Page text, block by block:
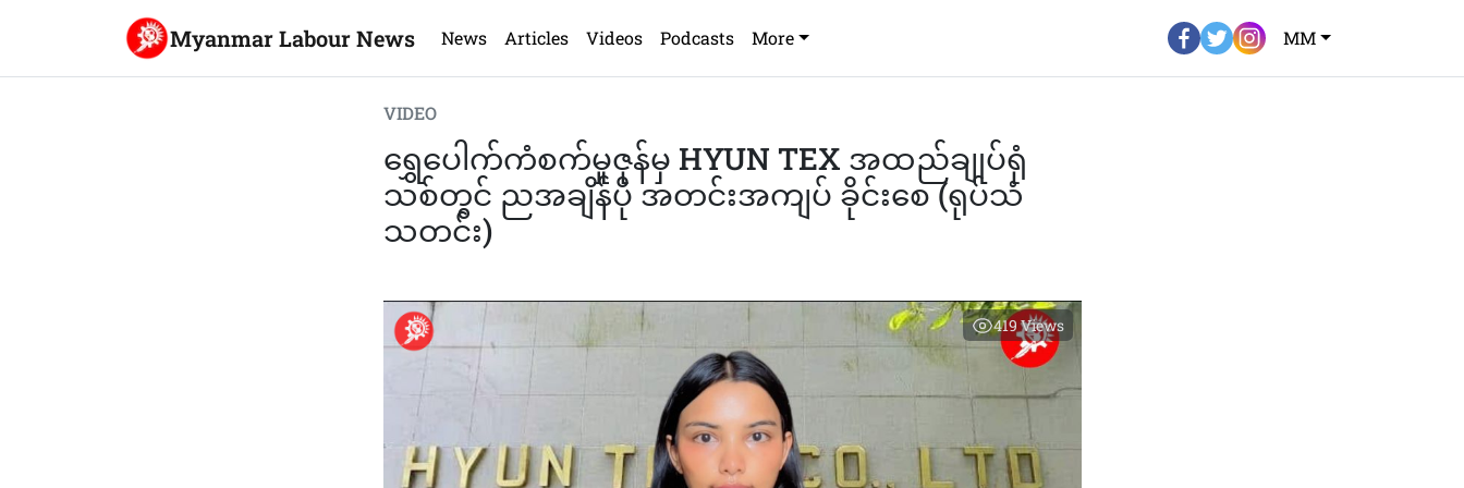
Myanmar Labour News News Articles Videos Podcasts More MM
VIDEO
ရွှေပေါက်ကံစက်မှုဇုန်မှ HYUN TEX အထည်ချုပ်ရုံ
သစ်တွင် ညအချိန်ပို အတင်းအကျပ် ခိုင်းစေ (ရုပ်သံ
သတင်း)
419Views